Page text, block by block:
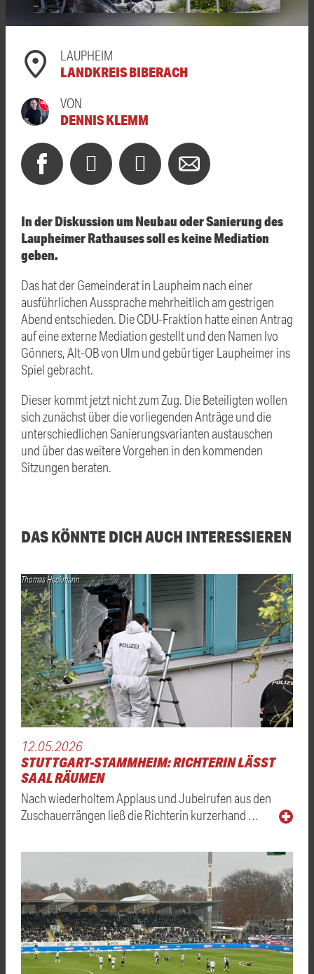
LAUPHEIM
LANDKREIS BIBERACH
VON
DENNIS KLEMM
In der Diskussion um Neubau oder Sanierung des
Laupheimer Rathauses soll es keine Mediation
geben.
Das hat der Gemeinderat in Laupheim nach einer
ausführlichen Aussprache mehrheitlich am gestrigen
Abend entschieden. Die CDU-Fraktion hatte einen Antrag
auf eine externe Mediation gestellt und den Namen Ivo
Gönners, Alt-OB von Ulm und gebürtiger Laupheimer ins
Spiel gebracht.
Dieser kommt jetzt nicht zum Zug. Die Beteiligten wollen
sich zunächst über die vorliegenden Anträge und die
unterschiedlichen Sanierungsvarianten austauschen
und über das weitere Vorgehen in den kommenden
Sitzungen beraten.
DAS KÖNNTE DICH AUCH INTERESSIEREN
Thomas Heckmann
12.05.2026
STUTTGART-STAMMHEIM: RICHTERIN LÄSST
SAAL RÄUMEN
Nach wiederholtem Applaus und Jubelrufen aus den
Zuschauerrängen ließ die Richterin kurzerhand …